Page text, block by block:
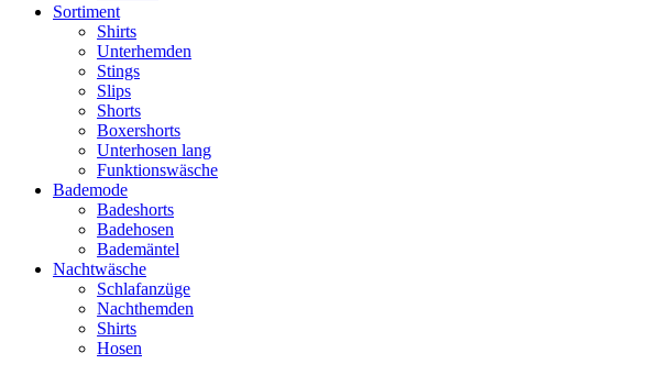
Sortiment
Shirts
Unterhemden
Stings
Slips
Shorts
Boxershorts
Unterhosen lang
Funktionswäsche
Bademode
Badeshorts
Badehosen
Bademäntel
Nachtwäsche
Schlafanzüge
Nachthemden
Shirts
Hosen